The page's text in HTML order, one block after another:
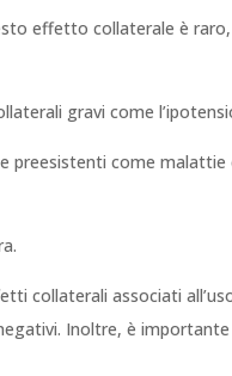
effetto collaterale è
gravi come
come malattie
collaterali associati
Inoltre, è